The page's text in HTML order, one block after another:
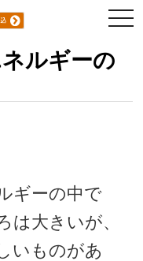
ルギーの
ギーの中で
は大きいが、
いものがあ